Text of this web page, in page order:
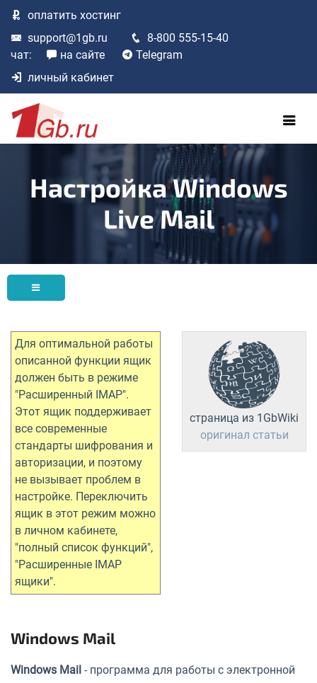
оплатить хостинг
support@1gb.ru
8-800 555-15-40
чат:
на сайте
Telegram
личный кабинет
Настройка Windows
Live Mail
страница из 1GbWiki
оригинал статьи
Для оптимальной работы
описанной функции ящик
должен быть в режиме
"Расширенный IMAP".
Этот ящик поддерживает
все современные
стандарты шифрования и
авторизации, и поэтому
не вызывает проблем в
настройке. Переключить
ящик в этот режим можно
в личном кабинете,
"полный список функций",
"Расширенные IMAP
ящики".
Windows Mail
Windows Mail - программа для работы с электронной